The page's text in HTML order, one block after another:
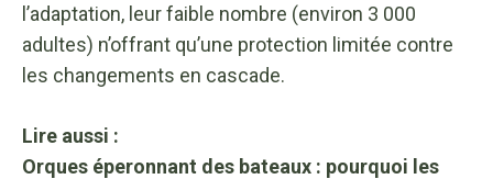
l’adaptation, leur faible nombre (environ 3 000
adultes) n’offrant qu’une protection limitée contre
les changements en cascade.
Lire aussi :
Orques éperonnant des bateaux : pourquoi les